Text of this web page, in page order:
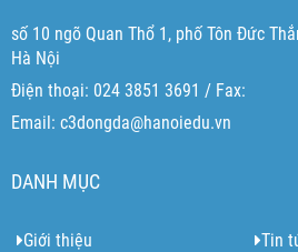
số 10 ngõ Quan Thổ 1, phố Tôn Đức
Hà Nội
Điện thoại: 024 3851 3691 / Fax:
Email: c3dongda@hanoiedu.vn
DANH MỤC
Giới thiệu Tin